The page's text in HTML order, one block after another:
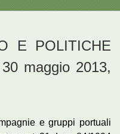
E POLITICHE
maggio 2013,
e gruppi portuali